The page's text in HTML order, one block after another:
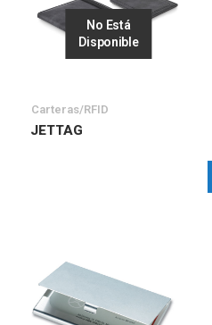
No Está
Disponible
Carteras/RFID
JETTAG